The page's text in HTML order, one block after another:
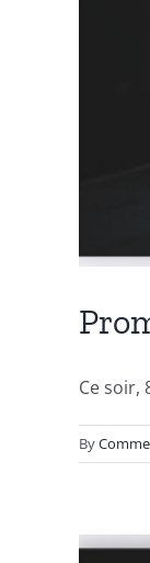
Ce soir,
By